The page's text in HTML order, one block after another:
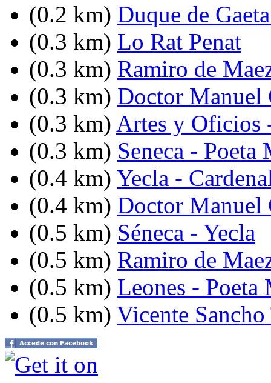
(0.2 km) Duque de
(0.3 km) Lo Rat Penat
(0.3 km) Ramiro de
(0.3 km) Doctor Manuel
(0.3 km) Artes y Oficios
(0.3 km) Seneca - Poeta
(0.4 km) Yecla -
(0.4 km) Doctor Manuel
(0.5 km) Séneca - Yecla
(0.5 km) Ramiro de
(0.5 km) Leones - Poeta
(0.5 km) Vicente